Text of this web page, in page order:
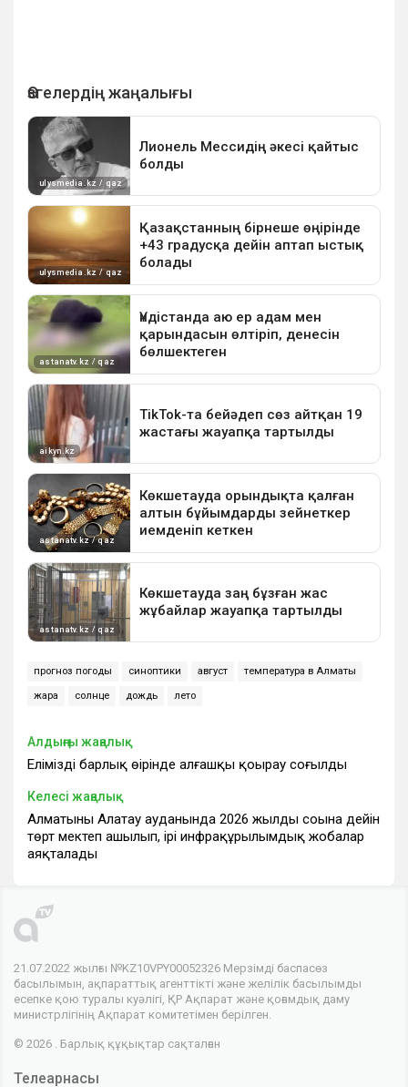
прогноз погоды синоптики август температура в Алматы
жара солнце дождь лето
Алдыңғы жаңалық
Еліміздің барлық өңірінде алғашқы қоңырау соғылды
Келесі жаңалық
Алматының Алатау ауданында 2026 жылдың соңына дейін
төрт мектеп ашылып, ірі инфрақұрылымдық жобалар
аяқталады
21.07.2022 жылғы №KZ10VPY00052326 Мерзімді баспасөз
басылымын, ақпараттық агенттікті және желілік басылымды
есепке қою туралы куәлігі, ҚР Ақпарат және қоғамдық даму
министрлігінің Ақпарат комитетімен берілген.
© 2026 . Барлық құқықтар сақталған
Телеарнасы